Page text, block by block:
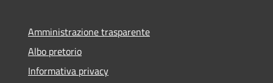
Amministrazione trasparente
Albo pretorio
Informativa privacy